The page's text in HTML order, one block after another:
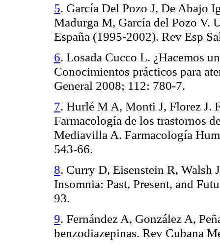
5. García Del Pozo J, De Abajo
Madurga M, García del Pozo V.
España (1995-2002). Rev Esp
6. Losada Cucco L. ¿Hacemos
Conocimientos prácticos para
General 2008; 112: 780-7.
7. Hurlé M A, Monti J, Florez J.
Farmacología de los trastornos
Mediavilla A. Farmacología
543-66.
8. Curry D, Eisenstein R, Walsh
Insomnia: Past, Present, and
93.
9. Fernández A, González A,
benzodiazepinas. Rev Cubana